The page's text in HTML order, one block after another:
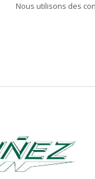
Nous utilisons des